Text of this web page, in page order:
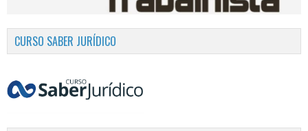
CURSO SABER JURÍDICO